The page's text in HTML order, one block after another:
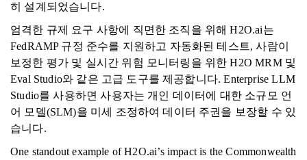
히 설계되었습니다.
엄격한 규제 요구 사항에 직면한 조직을 위해 H2O.ai는
FedRAMP 규정 준수를 지원하고 자동화된 테스트, 사람이
보정한 평가 및 실시간 위험 모니터링을 위한 H2O MRM 및
Eval Studio와 같은 고급 도구를 제공합니다. Enterprise LLM
Studio를 사용하면 사용자는 개인 데이터에 대한 소규모 언
어 모델(SLM)을 미세 조정하여 데이터 주권을 보장할 수 있
습니다.
One standout example of H2O.ai’s impact is the Commonwealth